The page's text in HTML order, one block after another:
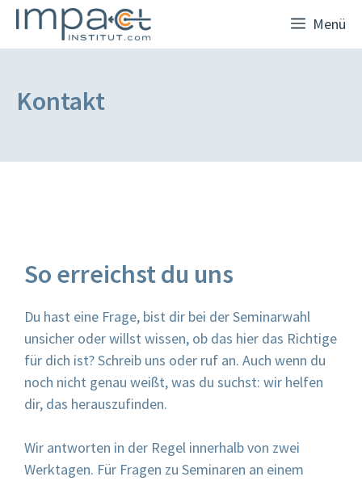
Zum
Inhalt
springen
Menü
Kontakt
So erreichst du uns
Du hast eine Frage, bist dir bei der Seminarwahl
unsicher oder willst wissen, ob das hier das Richtige
für dich ist? Schreib uns oder ruf an. Auch wenn du
noch nicht genau weißt, was du suchst: wir helfen
dir, das herauszufinden.
Wir antworten in der Regel innerhalb von zwei
Werktagen. Für Fragen zu Seminaren an einem